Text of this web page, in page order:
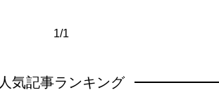
1/1
人気記事ランキング